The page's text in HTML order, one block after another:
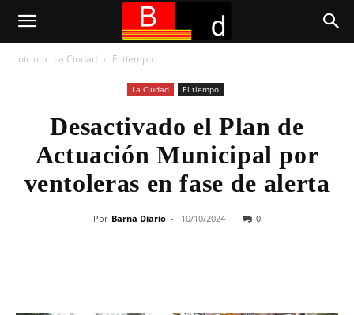
Inicio La Ciudad El tiempo
La Ciudad El tiempo
Desactivado el Plan de
Actuación Municipal por
ventoleras en fase de alerta
Por Barna Diario - 10/10/2024 0